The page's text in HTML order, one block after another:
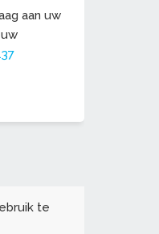
aan uw
uw
te